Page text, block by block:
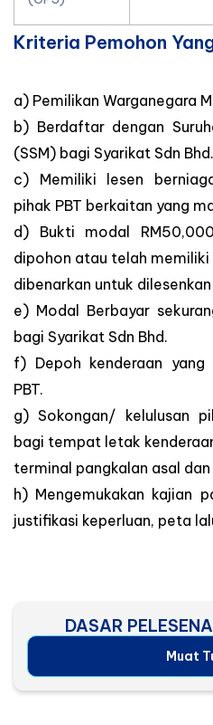
Kriteria Pemohon
a) Pemilikan Warganegara
b) Berdaftar dengan
(SSM) bagi Syarikat Sdn Bhd.
c) Memiliki lesen
pihak PBT berkaitan yang
d) Bukti modal
dipohon atau telah memiliki
dibenarkan untuk
e) Modal Berbayar
bagi Syarikat Sdn Bhd.
f) Depoh kenderaan yang
PBT.
g) Sokongan/ kelulusan
bagi tempat letak
terminal pangkalan asal
h) Mengemukakan kajian
justifikasi keperluan, peta
DASAR
Muat